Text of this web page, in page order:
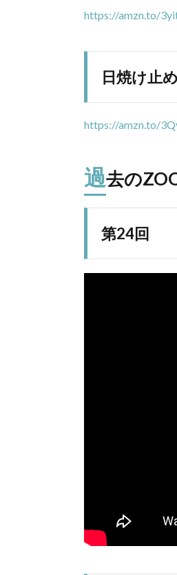
https://amzn.to/
日焼け止め
https://amzn.to/
過去の
第24回